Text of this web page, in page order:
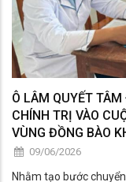
Ô LÂM QUYẾT
CHÍNH TRỊ VÀO
VÙNG ĐỒNG BÀO
09/06/2026
Nhằm tạo bước